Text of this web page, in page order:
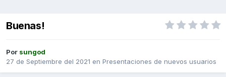
Buenas!
Por sungod
27 de Septiembre del 2021 en Presentaciones de nuevos usuarios